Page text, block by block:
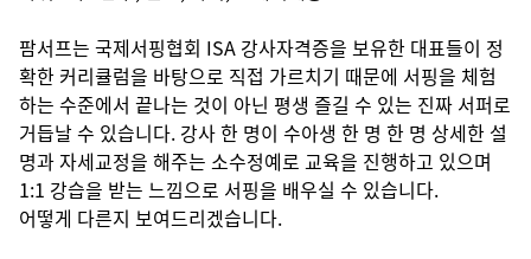
팜서프는 국제서핑협회 ISA 강사자격증을 보유한 대표들이 정
확한 커리큘럼을 바탕으로 직접 가르치기 때문에 서핑을 체험
하는 수준에서 끝나는 것이 아닌 평생 즐길 수 있는 진짜 서퍼로
거듭날 수 있습니다. 강사 한 명이 수아생 한 명 한 명 상세한 설
명과 자세교정을 해주는 소수정예로 교육을 진행하고 있으며
1:1 강습을 받는 느낌으로 서핑을 배우실 수 있습니다.
어떻게 다른지 보여드리겠습니다.